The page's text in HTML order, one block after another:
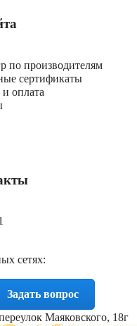
по производителям
сертификаты
и оплата
сетях:
Задать вопрос
Маяковского, 18г